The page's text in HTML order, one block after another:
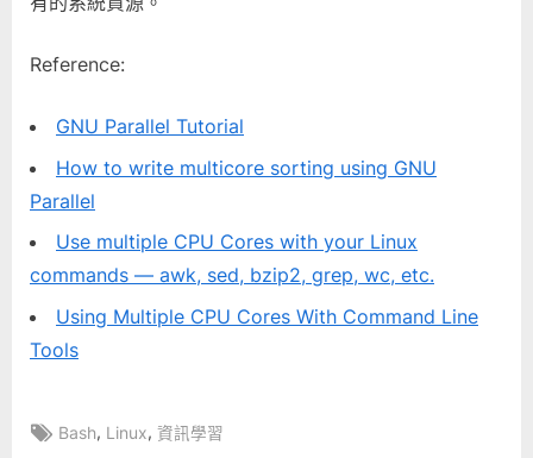
Reference:
GNU Parallel Tutorial
How to write multicore sorting using GNU
Parallel
Use multiple CPU Cores with your Linux
commands — awk, sed, bzip2, grep, wc, etc.
Using Multiple CPU Cores With Command Line
Tools
Tags:
Bash, Linux,資訊學習